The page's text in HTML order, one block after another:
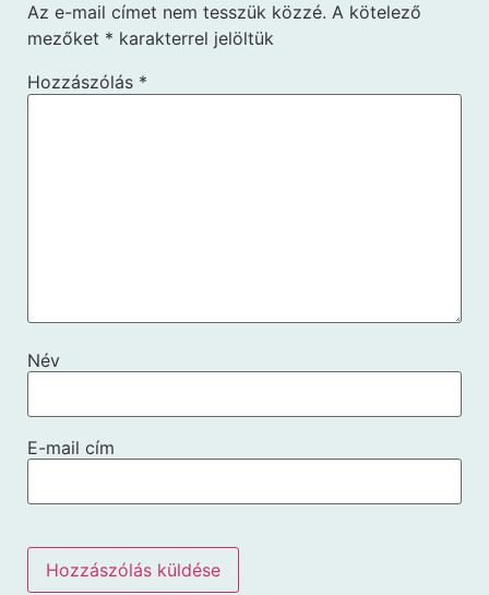
Az e-mail címet nem tesszük közzé. A kötelező
mezőket * karakterrel jelöltük
Hozzászólás *
Név
E-mail cím